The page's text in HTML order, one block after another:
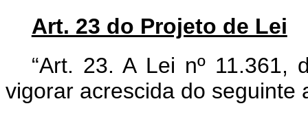
Art. 23 do Projeto de Lei
“Art. 23. A Lei nº
vigorar acrescida do seguinte